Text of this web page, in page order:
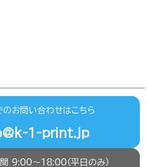
のお問い合わせはこちら
1-print.jp
9:00〜18:00（平日のみ）